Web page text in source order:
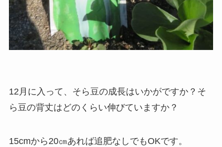
12月に入って、そら豆の成長はいかがですか？そ
ら豆の背丈はどのくらい伸びていますか？
15cmから20㎝あれば追肥なしでもOKです。